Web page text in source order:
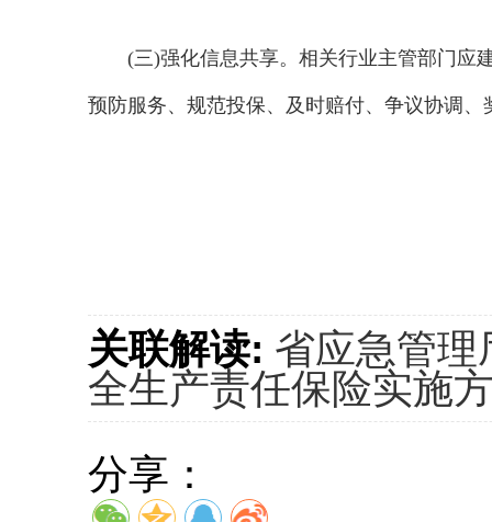
(三)强化信息共享。相关行业主管部门应
预防服务、规范投保、及时赔付、争议协调
关联解读: 省应急管理
全生产责任保险实施
分享：